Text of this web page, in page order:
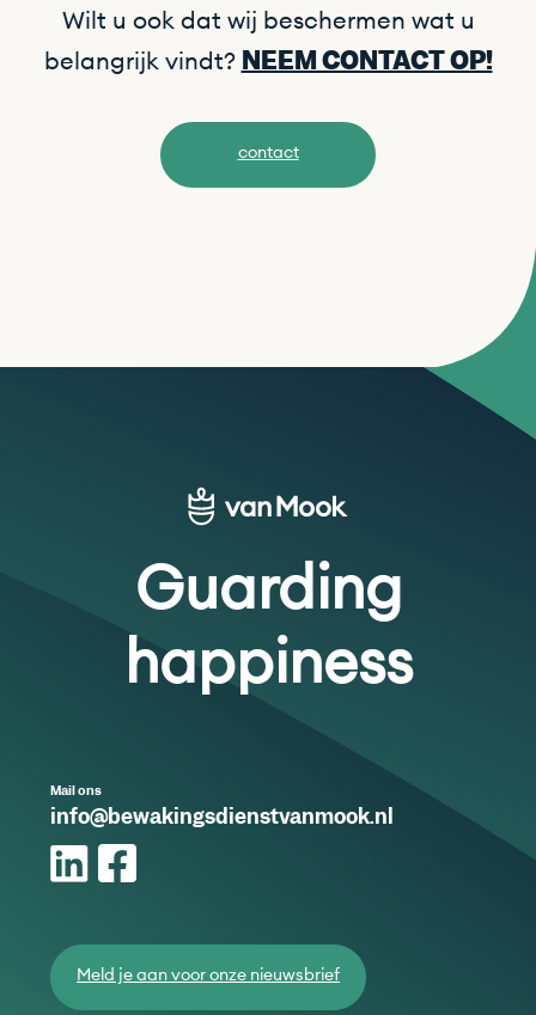
Wilt u ook dat wij beschermen wat u
belangrijk vindt? NEEM CONTACT OP!
contact
Guarding
happiness
Mail ons
info@bewakingsdienstvanmook.nl
Meld je aan voor onze nieuwsbrief